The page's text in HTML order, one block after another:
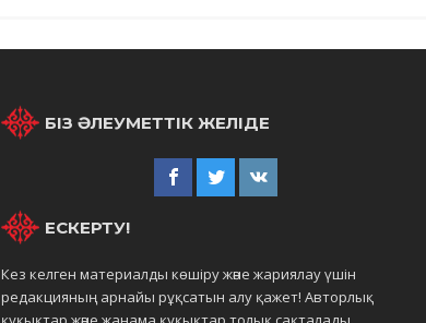
БІЗ ӘЛЕУМЕТТІК ЖЕЛІДЕ
ЕСКЕРТУ!
Кез келген материалды көшіру және жариялау үшін
редакцияның арнайы рұқсатын алу қажет! Авторлық